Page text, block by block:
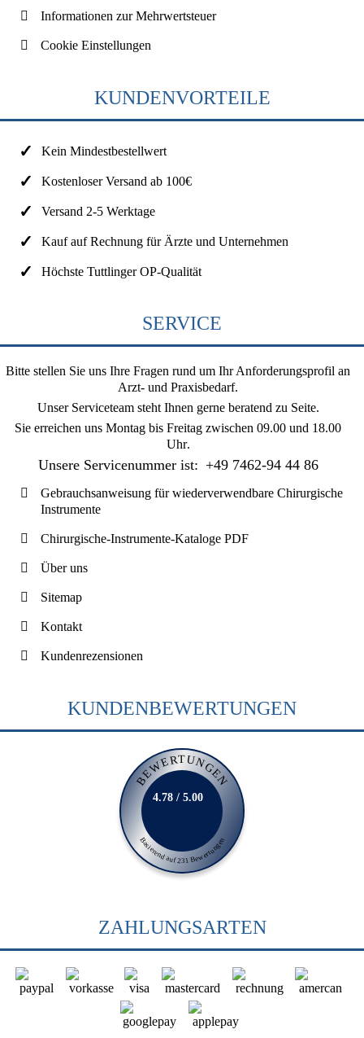
Informationen zur Mehrwertsteuer
Cookie Einstellungen
KUNDENVORTEILE
Kein Mindestbestellwert
Kostenloser Versand ab 100€
Versand 2-5 Werktage
Kauf auf Rechnung für Ärzte und Unternehmen
Höchste Tuttlinger OP-Qualität
SERVICE
Bitte stellen Sie uns Ihre Fragen rund um Ihr Anforderungsprofil an
Arzt- und Praxisbedarf.
Unser Serviceteam steht Ihnen gerne beratend zu Seite.
Sie erreichen uns Montag bis Freitag zwischen 09.00 und 18.00
Uhr.
Unsere Servicenummer ist: +49 7462-94 44 86
Gebrauchsanweisung für wiederverwendbare Chirurgische
Instrumente
Chirurgische-Instrumente-Kataloge PDF
Über uns
Sitemap
Kontakt
Kundenrezensionen
KUNDENBEWERTUNGEN
BEWERTUNGEN
Basierend auf 231 Bewertungen
4.78 / 5.00
ZAHLUNGSARTEN